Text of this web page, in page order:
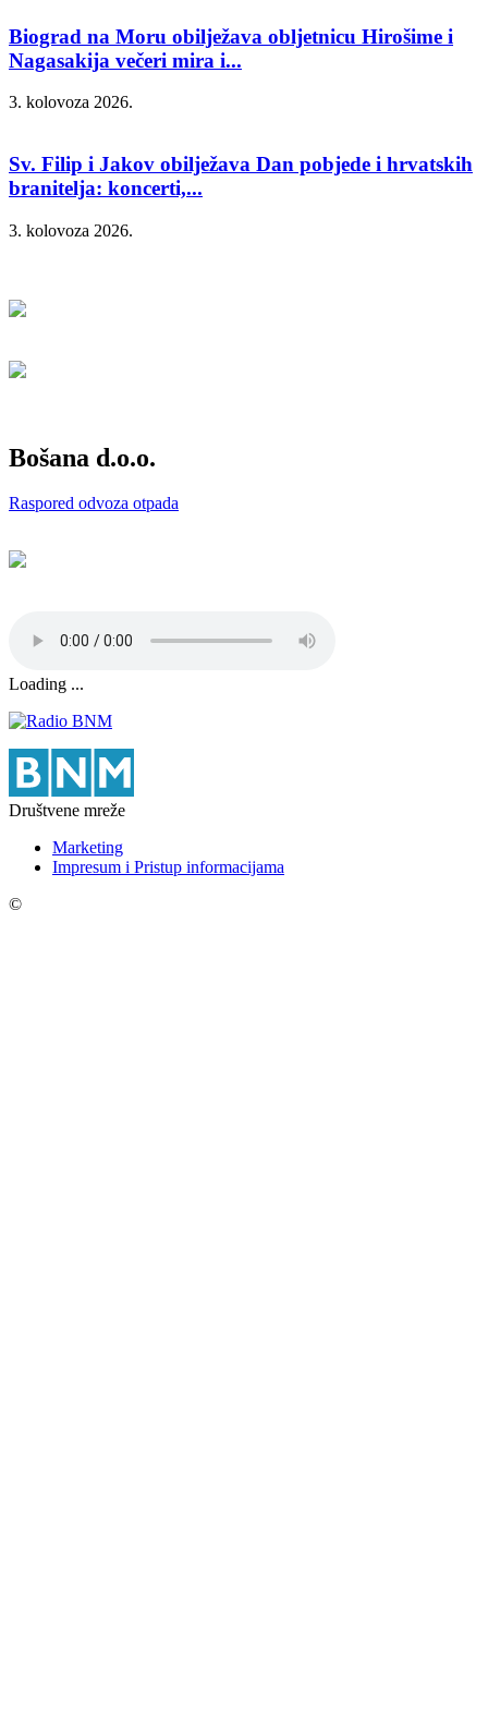
Biograd na Moru obilježava obljetnicu Hirošime i
Nagasakija večeri mira i...
3. kolovoza 2026.
Sv. Filip i Jakov obilježava Dan pobjede i hrvatskih
branitelja: koncerti,...
3. kolovoza 2026.
Bošana d.o.o.
Raspored odvoza otpada
Loading ...
Društvene mreže
Marketing
Impresum i Pristup informacijama
©